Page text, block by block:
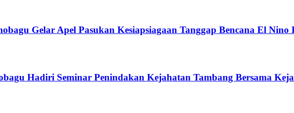
Gelar Apel Pasukan Kesiapsiagaan Tanggap Bencana El Nino
Hadiri Seminar Penindakan Kejahatan Tambang Bersama